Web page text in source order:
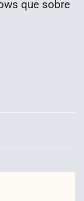
que sobre